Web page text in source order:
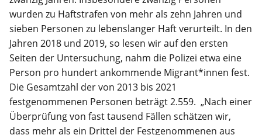
wurden zu Haftstrafen von mehr als zehn Jahren und
sieben Personen zu lebenslanger Haft verurteilt. In den
Jahren 2018 und 2019, so lesen wir auf den ersten
Seiten der Untersuchung, nahm die Polizei etwa eine
Person pro hundert ankommende Migrant*innen fest.
Die Gesamtzahl der von 2013 bis 2021
festgenommenen Personen beträgt 2.559. „Nach einer
Überprüfung von fast tausend Fällen schätzen wir,
dass mehr als ein Drittel der Festgenommenen aus